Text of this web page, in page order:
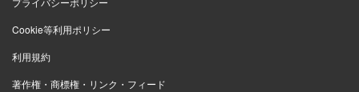
Cookie等利用ポリシー
利用規約
著作権・商標権・リンク・フィード